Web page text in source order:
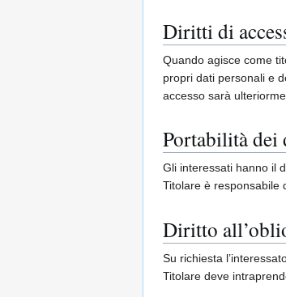
Diritti di
Quando agisce come
propri dati personali e
accesso sarà
Portabilità dei
Gli interessati hanno il
Titolare è responsabile
Diritto
Su richiesta
Titolare deve